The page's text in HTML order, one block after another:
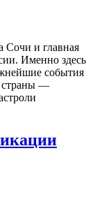
Сочи и главная
Именно здесь
события
страны —